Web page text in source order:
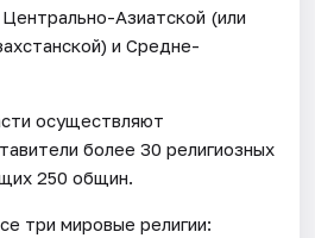
Азиатской (или
и Средне-
осуществляют
более 30 религиозных
250 общин.
три мировые религии: